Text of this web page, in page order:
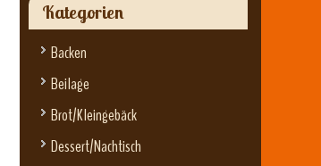
Kategorien
Backen
Beilage
Brot/Kleingebäck
Dessert/Nachtisch